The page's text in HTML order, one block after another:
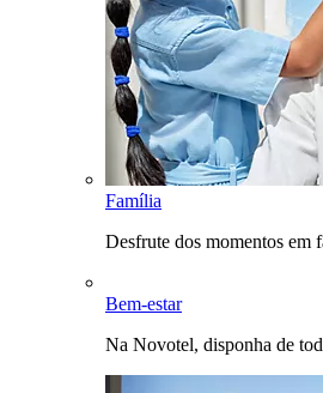
Família
Desfrute dos momentos em
Bem-estar
Na Novotel, disponha de